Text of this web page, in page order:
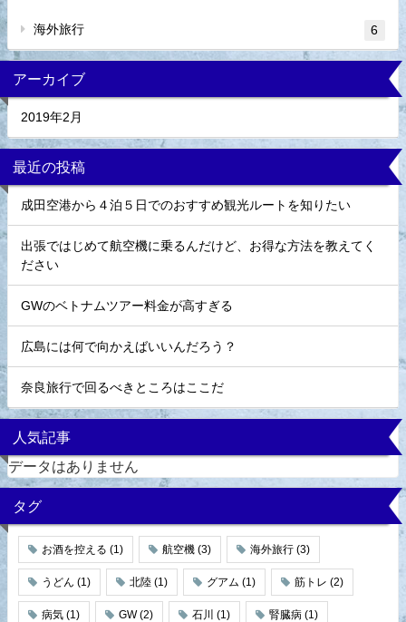
海外旅行 6
アーカイブ
2019年2月
最近の投稿
成田空港から４泊５日でのおすすめ観光ルートを知りたい
出張ではじめて航空機に乗るんだけど、お得な方法を教えてく
ださい
GWのベトナムツアー料金が高すぎる
広島には何で向かえばいいんだろう？
奈良旅行で回るべきところはここだ
人気記事
データはありません
タグ
お酒を控える (1) 航空機 (3) 海外旅行 (3)
うどん (1) 北陸 (1) グアム (1) 筋トレ (2)
病気 (1) GW (2) 石川 (1) 腎臓病 (1)